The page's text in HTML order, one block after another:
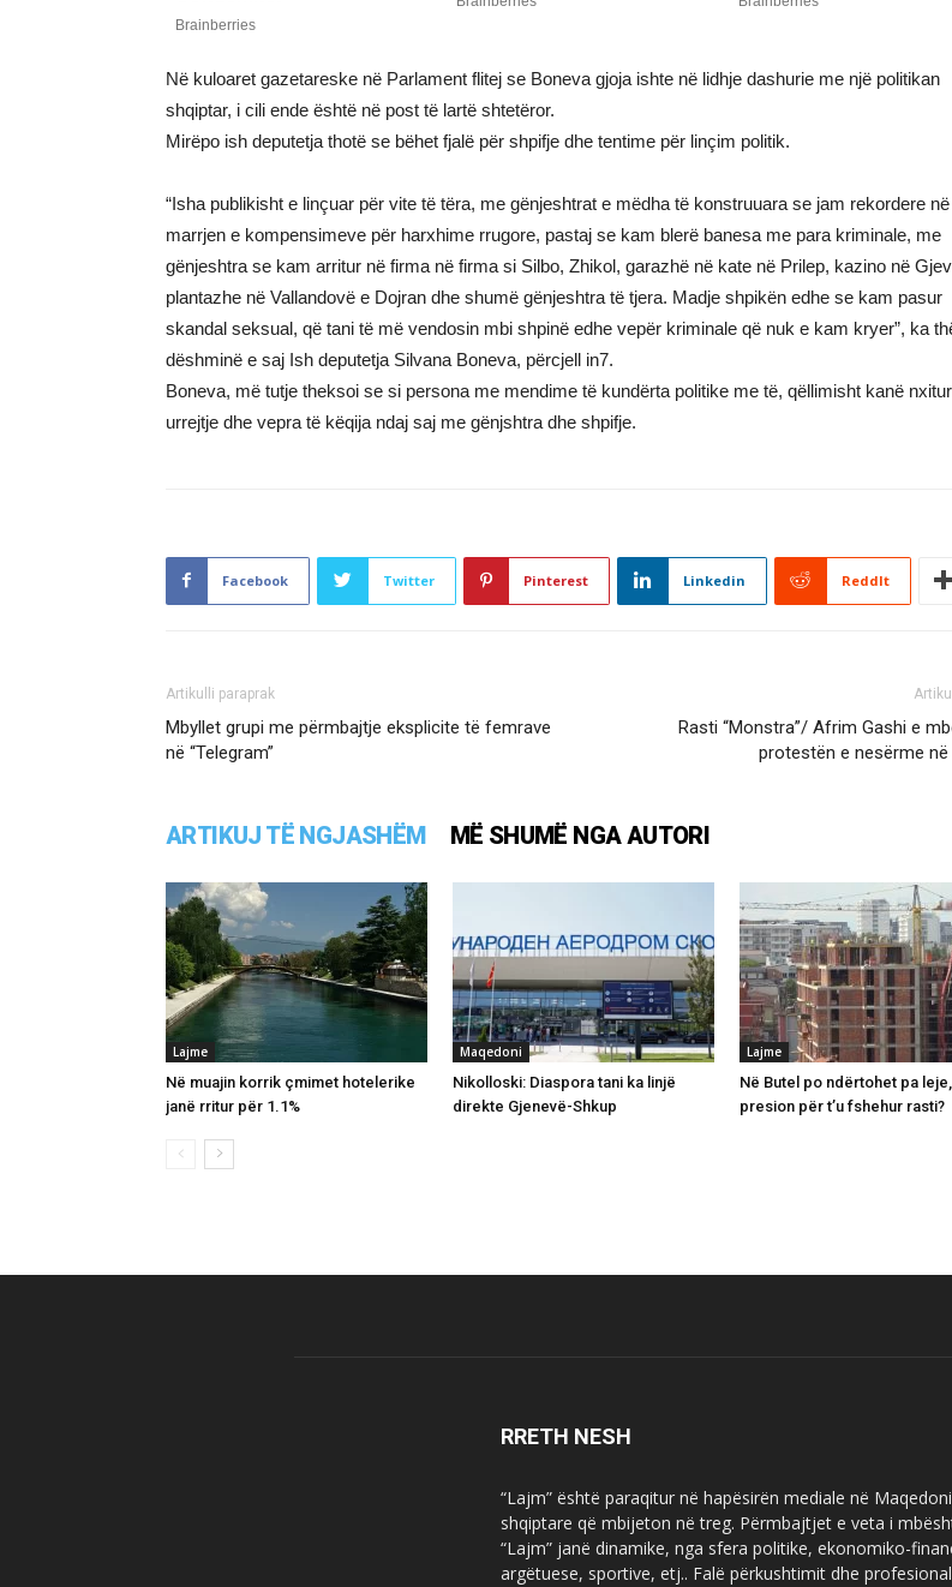
Në kuloaret gazetareske në Parlament flitej se Boneva gjoja ishte në lidhje dashurie me një politikan
shqiptar, i cili ende është në post të lartë shtetëror.
Mirëpo ish deputetja thotë se bëhet fjalë për shpifje dhe tentime për linçim politik.
“Isha publikisht e linçuar për vite të tëra, me gënjeshtrat e mëdha të konstruuara se jam rekordere në
marrjen e kompensimeve për harxhime rrugore, pastaj se kam blerë banesa me para kriminale, me
gënjeshtra se kam arritur në firma në firma si Silbo, Zhikol, garazhë në kate në Prilep, kazino në
plantazhe në Vallandovë e Dojran dhe shumë gënjeshtra të tjera. Madje shpikën edhe se kam pasur
skandal seksual, që tani të më vendosin mbi shpinë edhe vepër kriminale që nuk e kam kryer”, ka
dëshminë e saj Ish deputetja Silvana Boneva, përcjell in7.
Boneva, më tutje theksoi se si persona me mendime të kundërta politike me të, qëllimisht kanë nxitur
urrejtje dhe vepra të këqija ndaj saj me gënjshtra dhe shpifje.
Facebook Twitter Pinterest Linkedin ReddIt
Artikulli paraprak
Mbyllet grupi me përmbajtje eksplicite të femrave
në “Telegram”
Rasti “Monstra”/ Afrim Gashi e
protestën e nesërme në
ARTIKUJ TË NGJASHËM MË SHUMË NGA AUTORI
Lajme
Në muajin korrik çmimet hotelerike
janë rritur për 1.1%
Maqedoni
Nikolloski: Diaspora tani ka linjë
direkte Gjenevë-Shkup
Lajme
Në Butel po ndërtohet pa
presion për t’u fshehur rasti?
RRETH NESH
“Lajm” është paraqitur në hapësirën mediale në
shqiptare që mbijeton në treg. Përmbajtjet e veta i
“Lajm” janë dinamike, nga sfera politike, ekonomiko-
argëtuese, sportive, etj.. Falë përkushtimit dhe